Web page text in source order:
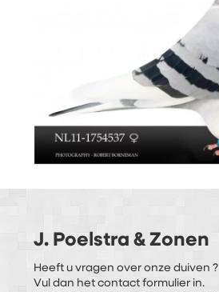
J. Poelstra & Zonen
Heeft u vragen over onze duiven ?
Vul dan het contact formulier in.